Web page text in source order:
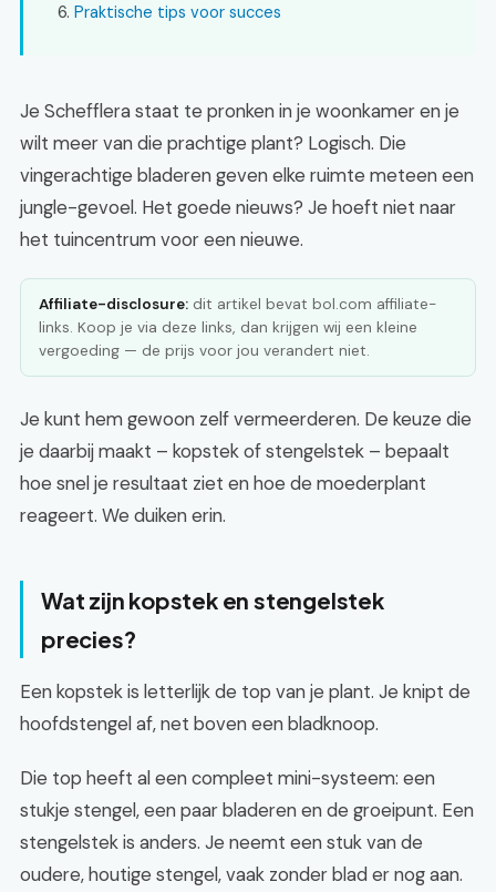
Praktische tips voor succes
Je Schefflera staat te pronken in je woonkamer en je
wilt meer van die prachtige plant? Logisch. Die
vingerachtige bladeren geven elke ruimte meteen een
jungle-gevoel. Het goede nieuws? Je hoeft niet naar
het tuincentrum voor een nieuwe.
Affiliate-disclosure: dit artikel bevat bol.com affiliate-
links. Koop je via deze links, dan krijgen wij een kleine
vergoeding — de prijs voor jou verandert niet.
Je kunt hem gewoon zelf vermeerderen. De keuze die
je daarbij maakt – kopstek of stengelstek – bepaalt
hoe snel je resultaat ziet en hoe de moederplant
reageert. We duiken erin.
Wat zijn kopstek en stengelstek
precies?
Een kopstek is letterlijk de top van je plant. Je knipt de
hoofdstengel af, net boven een bladknoop.
Die top heeft al een compleet mini-systeem: een
stukje stengel, een paar bladeren en de groeipunt. Een
stengelstek is anders. Je neemt een stuk van de
oudere, houtige stengel, vaak zonder blad er nog aan.